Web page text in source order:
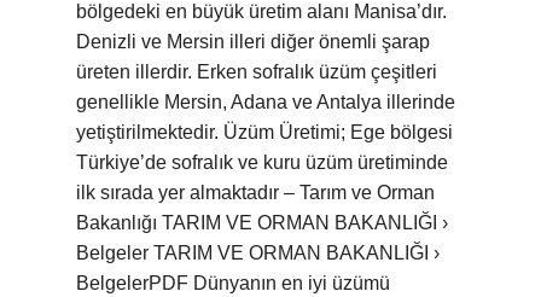
bölgedeki en büyük üretim alanı Manisa’dır.
Denizli ve Mersin illeri diğer önemli şarap
üreten illerdir. Erken sofralık üzüm çeşitleri
genellikle Mersin, Adana ve Antalya illerinde
yetiştirilmektedir. Üzüm Üretimi; Ege bölgesi
Türkiye’de sofralık ve kuru üzüm üretiminde
ilk sırada yer almaktadır – Tarım ve Orman
Bakanlığı TARIM VE ORMAN BAKANLIĞI ›
Belgeler TARIM VE ORMAN BAKANLIĞI ›
BelgelerPDF Dünyanın en iyi üzümü